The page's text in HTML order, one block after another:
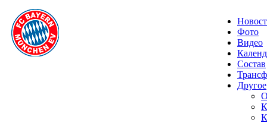
Фото
Видео
Состав
Другое